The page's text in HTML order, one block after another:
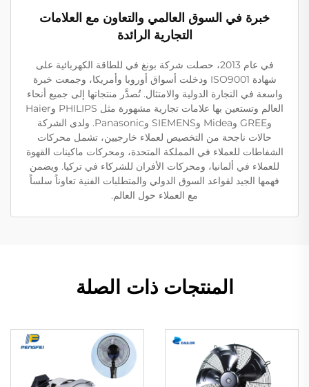
خبرة في السوق العالمي والتعاون مع العلامات
التجارية الرائدة
في عام 2013، حصلت شركة بونغ في للطاقة الكهربائية على
شهادة ISO9001 ودخلت أسواق أوروبا وأمريكا، وجمعت خبرة
واسعة في التجارة الدولية والامتثال. تُصدَّر منتجاتها إلى جميع أنحاء
العالم وتستعين بها علامات تجارية مشهورة مثل PHILIPS وHaier
وGREE وMidea وSIEMENS وPanasonic. ولدى الشركة
حالات ناجحة من التخصيص لعملاء خارجيين، تشمل محركات
الشفاطات للعملاء في المملكة المتحدة، ومحركات ماكينات القهوة
للعملاء في ألمانيا، ومحركات الأفران للشركاء في تركيا. ويضمن
فهمها الجيد لقواعد السوق الدولي والمتطلبات الفنية تعاوناً سلساً
مع العملاء حول العالم.
المنتجات ذات الصلة